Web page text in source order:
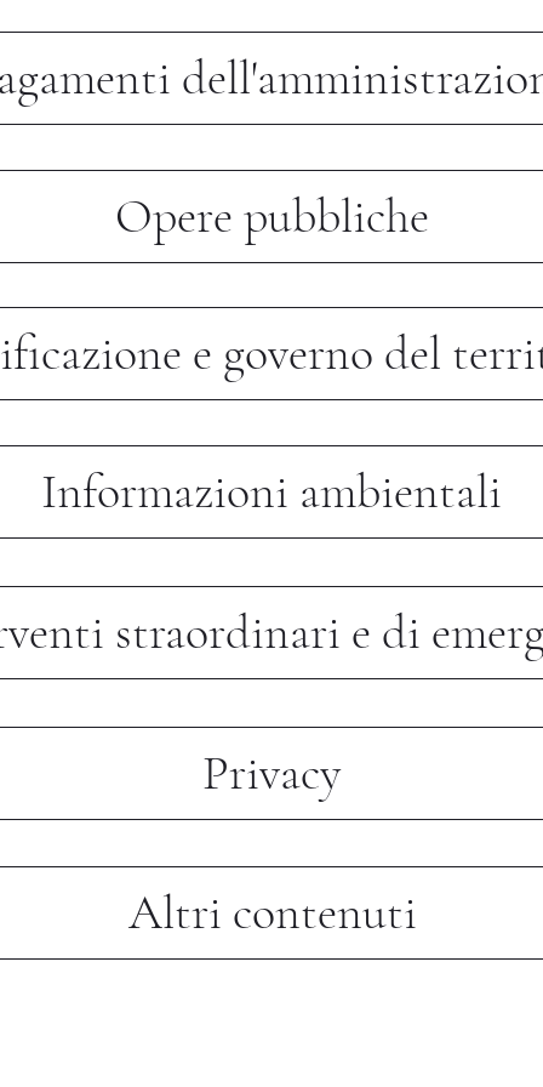
Opere pubbliche
e governo del
Informazioni ambientali
straordinari e di
Privacy
Altri contenuti